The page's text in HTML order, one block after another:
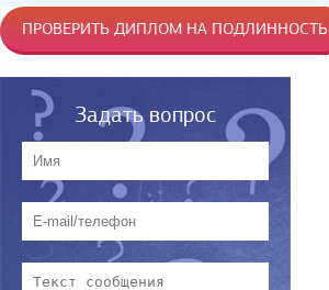
ПРОВЕРИТЬ ДИПЛОМ НА ПОДЛИННОСТЬ
Задать вопрос